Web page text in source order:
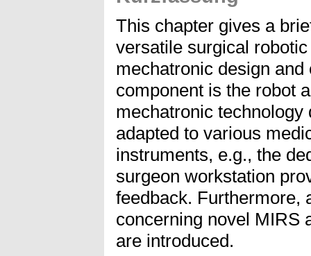
This chapter gives a
versatile surgical
mechatronic design
component is the robot
mechatronic
adapted to various
instruments, e.g., the
surgeon workstation
feedback. Furthermore,
concerning novel MIRS
are introduced.